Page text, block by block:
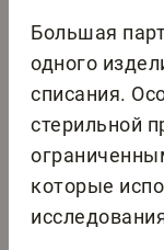
Большая
одного
списания.
стерильной
которые